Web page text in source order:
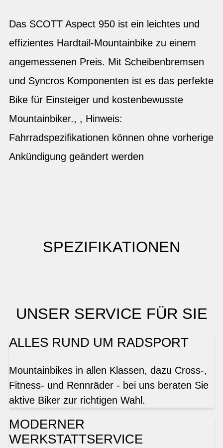
Das SCOTT Aspect 950 ist ein leichtes und
effizientes Hardtail-Mountainbike zu einem
angemessenen Preis. Mit Scheibenbremsen
und Syncros Komponenten ist es das perfekte
Bike für Einsteiger und kostenbewusste
Mountainbiker., , Hinweis:
Fahrradspezifikationen können ohne vorherige
Ankündigung geändert werden
SPEZIFIKATIONEN
UNSER SERVICE FÜR SIE
ALLES RUND UM RADSPORT
Mountainbikes in allen Klassen, dazu Cross-,
Fitness- und Rennräder - bei uns beraten Sie
aktive Biker zur richtigen Wahl.
MODERNER
WERKSTATTSERVICE